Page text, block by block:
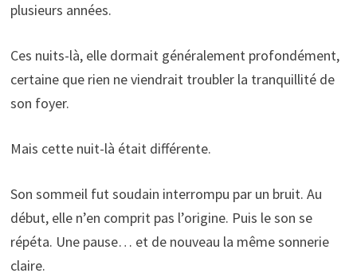
plusieurs années.
Ces nuits-là, elle dormait généralement profondément,
certaine que rien ne viendrait troubler la tranquillité de
son foyer.
Mais cette nuit-là était différente.
Son sommeil fut soudain interrompu par un bruit. Au
début, elle n’en comprit pas l’origine. Puis le son se
répéta. Une pause… et de nouveau la même sonnerie
claire.